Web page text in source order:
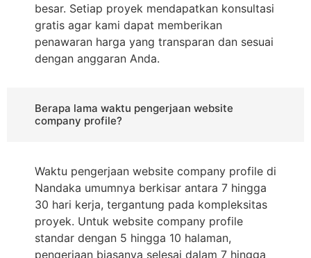
besar. Setiap proyek mendapatkan konsultasi
gratis agar kami dapat memberikan
penawaran harga yang transparan dan sesuai
dengan anggaran Anda.
Berapa lama waktu pengerjaan website
company profile?
Waktu pengerjaan website company profile di
Nandaka umumnya berkisar antara 7 hingga
30 hari kerja, tergantung pada kompleksitas
proyek. Untuk website company profile
standar dengan 5 hingga 10 halaman,
pengerjaan biasanya selesai dalam 7 hingga